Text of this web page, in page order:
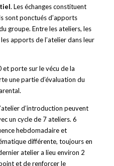
. Les échanges constituent
sont ponctués d’apports
groupe. Entre les ateliers, les
apports de l’atelier dans leur
et porte sur le vécu de la
une partie d’évaluation du
d’introduction peuvent
un cycle de 7 ateliers. 6
hebdomadaire et
différente, toujours en
atelier a lieu environ 2
et de renforcer le